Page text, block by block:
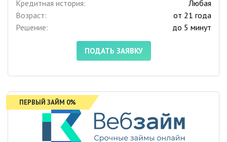
Кредитная история:
Любая
Возраст:
от 21 года
Решение:
до 5 минут
ПОДАТЬ ЗАЯВКУ
ПЕРВЫЙ ЗАЙМ 0%